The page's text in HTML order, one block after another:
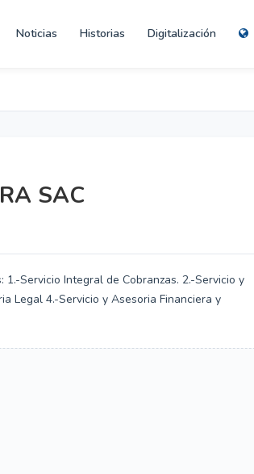
Noticias Historias Digitalización
SAC
Servicio Integral de Cobranzas. 2.-Servicio y
Legal 4.-Servicio y Asesoria Financiera y